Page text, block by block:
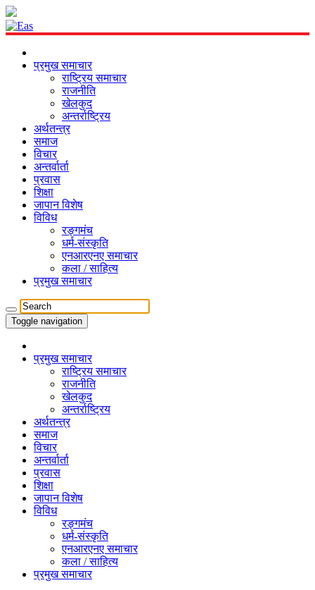
प्रमुख समाचार
राष्ट्रिय समाचार
राजनीति
खेलकुद
अन्तर्राष्ट्रिय
अर्थतन्त्र
समाज
विचार
अन्तर्वार्ता
प्रवास
शिक्षा
जापान विशेष
विविध
रङ्गमंच
धर्म-संस्कृति
एनआरएनए समाचार
कला / साहित्य
प्रमुख समाचार
Toggle navigation
प्रमुख समाचार
राष्ट्रिय समाचार
राजनीति
खेलकुद
अन्तर्राष्ट्रिय
अर्थतन्त्र
समाज
विचार
अन्तर्वार्ता
प्रवास
शिक्षा
जापान विशेष
विविध
रङ्गमंच
धर्म-संस्कृति
एनआरएनए समाचार
कला / साहित्य
प्रमुख समाचार